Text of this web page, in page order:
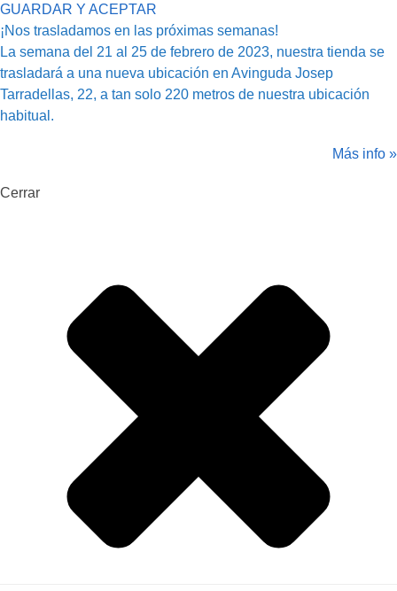
GUARDAR Y ACEPTAR
¡Nos trasladamos en las próximas semanas!
La semana del 21 al 25 de febrero de 2023, nuestra tienda se
trasladará a una nueva ubicación en Avinguda Josep
Tarradellas, 22, a tan solo 220 metros de nuestra ubicación
habitual.
Más info »
Cerrar